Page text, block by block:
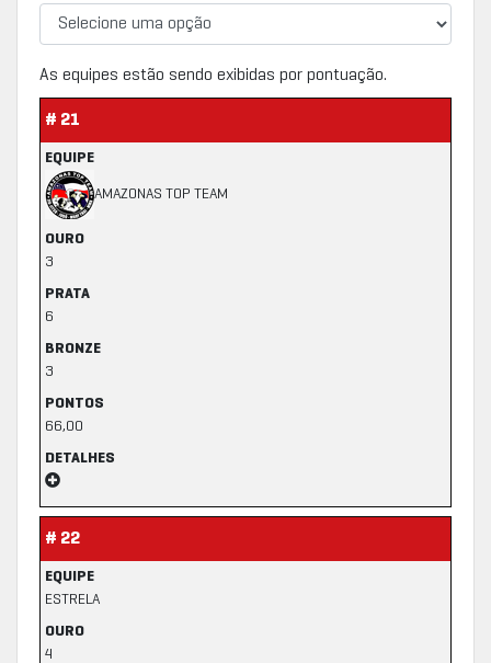
As equipes estão sendo exibidas por pontuação.
# 21
EQUIPE
AMAZONAS TOP TEAM
OURO
3
PRATA
6
BRONZE
3
PONTOS
66,00
DETALHES
# 22
EQUIPE
ESTRELA
OURO
4